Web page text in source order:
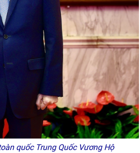
quốc Trung Quốc Vương Hộ